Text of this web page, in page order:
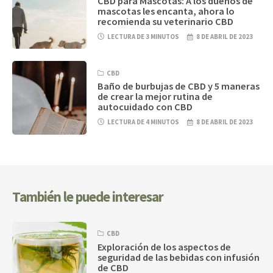
mascotas les encanta, ahora lo
recomienda su veterinario CBD
LECTURA DE 3 MINUTOS 8 DE ABRIL DE 2023
CBD
Baño de burbujas de CBD y 5 maneras
de crear la mejor rutina de
autocuidado con CBD
LECTURA DE 4 MINUTOS 8 DE ABRIL DE 2023
También le puede interesar
CBD
Exploración de los aspectos de
seguridad de las bebidas con infusión
de CBD